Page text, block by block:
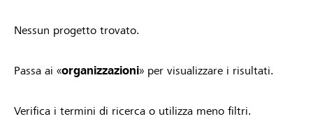
Nessun progetto trovato.
Passa ai «organizzazioni» per visualizzare i risultati.
Verifica i termini di ricerca o utilizza meno filtri.